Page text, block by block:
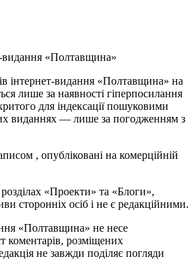
видання «Полтавщина»
інтернет-видання «Полтавщина» на
лише за наявності гіперпосилання
для індексації пошуковими
виданнях — лише за погодженням з
, опубліковані на комерційній
«Проекти» та «Блоги»,
сторонніх осіб і не є редакційними.
«Полтавщина» не несе
коментарів, розміщених
не завжди поділяє погляди